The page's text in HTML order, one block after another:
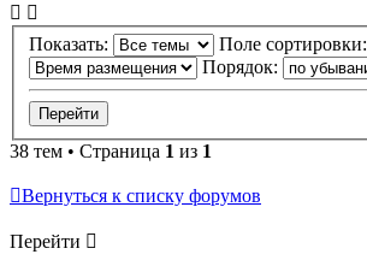
Показать:
Поле сортировки:
Порядок:
38 тем • Страница 1 из 1
Вернуться к списку форумов
Перейти